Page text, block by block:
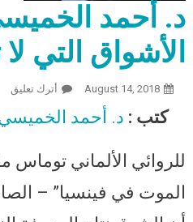
د. أحمد
الأشواق التي
August 14, 2018 أترك تعليق
كتب : د. أحمد
للروائي الألماني توماس